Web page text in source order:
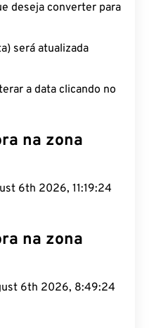
deseja converter para
será atualizada
a data clicando no
na zona
6th 2026, 11:19:25
na zona
6th 2026, 8:49:25